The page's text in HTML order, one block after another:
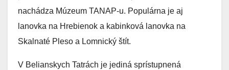
nachádza Múzeum TANAP-u. Populárna je aj
lanovka na Hrebienok a kabinková lanovka na
Skalnaté Pleso a Lomnický štít.
V Belianskych Tatrách je jediná sprístupnená